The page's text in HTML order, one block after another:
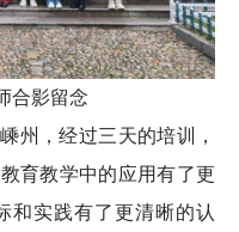
合影留念
州，经过三天的培训，
育教学中的应用有了更
和实践有了更清晰的认